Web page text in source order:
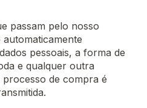
passam pelo nosso
pessoais, a forma de
e qualquer outra
de compra é